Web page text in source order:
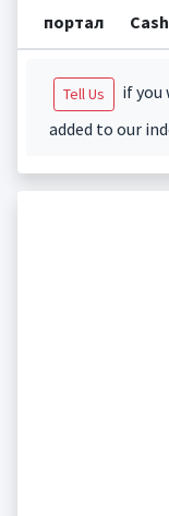
портал
Tell Us
if you
added to our